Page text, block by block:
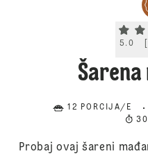
5.0
12 PORCIJA/E
Probaj ovaj šareni